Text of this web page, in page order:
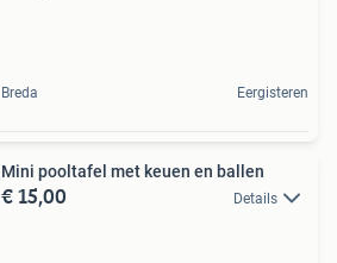
Breda Eergisteren
Mini pooltafel met keuen en ballen
€ 15,00 Details